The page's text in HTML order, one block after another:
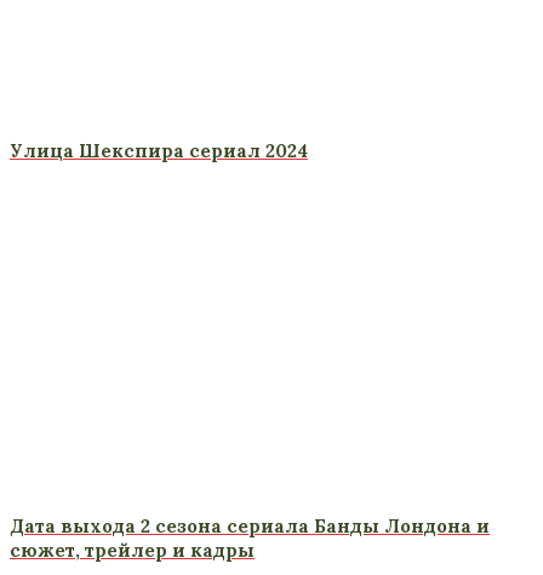
Улица Шекспира сериал 2024
Дата выхода 2 сезона сериала Банды Лондона и
сюжет, трейлер и кадры